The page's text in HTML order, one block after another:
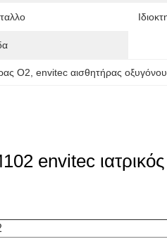
Ο2 envitec αισθητήρας οξυγόνου
envitec